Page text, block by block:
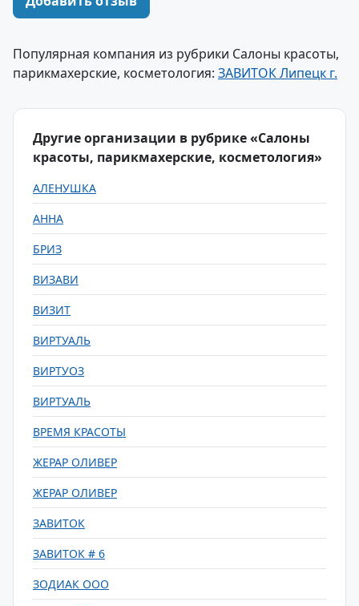
Популярная компания из рубрики Салоны красоты,
парикмахерские, косметология: ЗАВИТОК Липецк г.
Другие организации в рубрике «Салоны
красоты, парикмахерские, косметология»
АЛЕНУШКА
АННА
БРИЗ
ВИЗАВИ
ВИЗИТ
ВИРТУАЛЬ
ВИРТУОЗ
ВИРТУАЛЬ
ВРЕМЯ КРАСОТЫ
ЖЕРАР ОЛИВЕР
ЖЕРАР ОЛИВЕР
ЗАВИТОК
ЗАВИТОК # 6
ЗОДИАК ООО